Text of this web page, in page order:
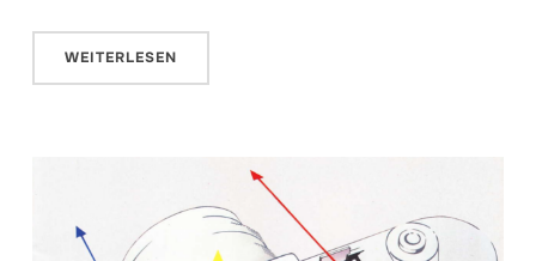
WEITERLESEN